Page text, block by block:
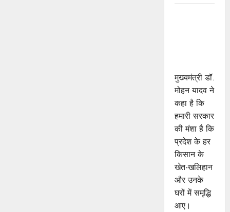
मुख्यमंत्री डॉ.
मोहन यादव ने
कहा है कि
हमारी सरकार
की मंशा है कि
प्रदेश के हर
किसान के
खेत-खलिहान
और उनके
घरों में समृद्धि
आए।